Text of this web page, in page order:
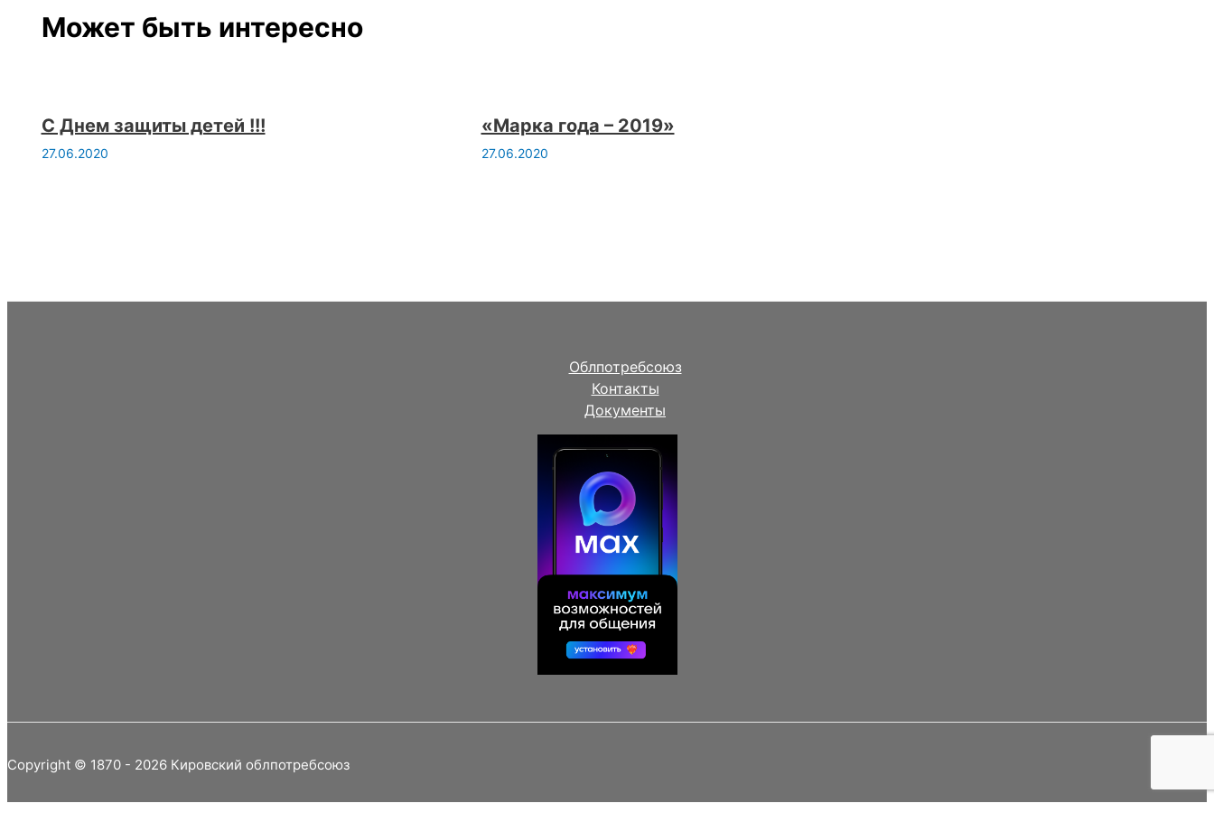
Может быть интересно
С Днем защиты детей !!!
27.06.2020
«Марка года – 2019»
27.06.2020
Облпотребсоюз
Контакты
Документы
Copyright © 1870 - 2026 Кировский облпотребсоюз